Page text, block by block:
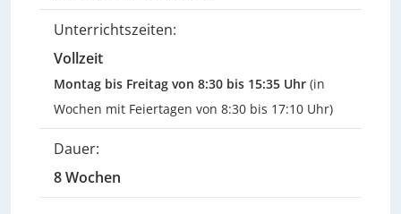
Unterrichtszeiten:
Vollzeit
Montag bis Freitag von 8:30 bis 15:35 Uhr (in
Wochen mit Feiertagen von 8:30 bis 17:10 Uhr)
Dauer:
8 Wochen